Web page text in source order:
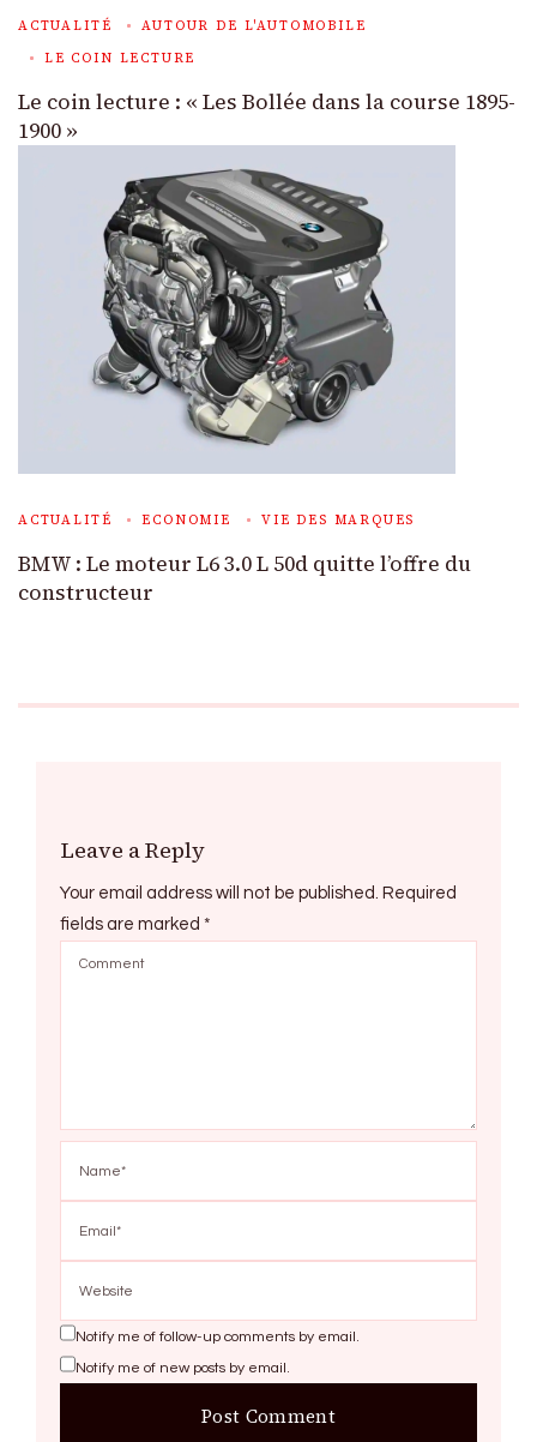
ACTUALITÉ
AUTOUR DE L'AUTOMOBILE
LE COIN LECTURE
Le coin lecture : « Les Bollée dans la course 1895-
1900 »
ACTUALITÉ ECONOMIE VIE DES MARQUES
BMW : Le moteur L6 3.0 L 50d quitte l’offre du
constructeur
Leave a Reply
Your email address will not be published. Required
fields are marked *
Notify me of follow-up comments by email.
Notify me of new posts by email.